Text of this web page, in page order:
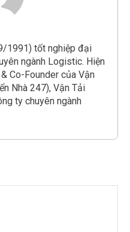
1991) tốt nghiệp đại
ngành Logistic. Hiện
Co-Founder của Vận
Nhà 247), Vận Tải
ty chuyên ngành